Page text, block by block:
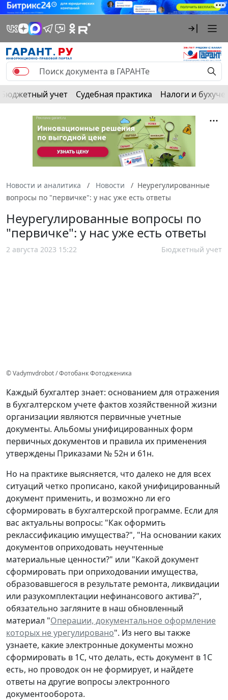
Бюджетный учет Судебная практика Налоги и
Новости и аналитика Новости
Неурегулированные
вопросы по "первичке": у нас уже есть ответы
Неурегулированные вопросы по
"первичке": у нас уже есть ответы
2 августа 2023 15:22 Бюджетный учет
© Vadymvdrobot / Фотобанк Фотодженика
Каждый бухгалтер знает: основанием для отражения
в бухгалтерском учете фактов хозяйственной жизни
организации являются первичные учетные
документы. Альбомы унифицированных форм
первичных документов и правила их применения
утверждены Приказами № 52н и 61н.
Но на практике выясняется, что далеко не для всех
ситуаций четко прописано, какой унифицированный
документ применить, и возможно ли его
сформировать в бухгалтерской программе. Если для
вас актуальны вопросы: "Как оформить
реклассификацию имущества?", "На основании каких
документов оприходовать неучтенные
материальные ценности?" или "Какой документ
сформировать при оприходовании имущества,
образовавшегося в результате ремонта, ликвидации
или разукомплектации нефинансового актива?",
обязательно загляните в наш обновленный
материал "Операции, документальное оформление
которых не урегулировано". Из него вы также
узнаете, какие электронные документы можно
сформировать в 1С, что делать, есть документ в 1С
есть, но проводок он не формирует, и найдете
ответы на другие вопросы электронного
документооборота.